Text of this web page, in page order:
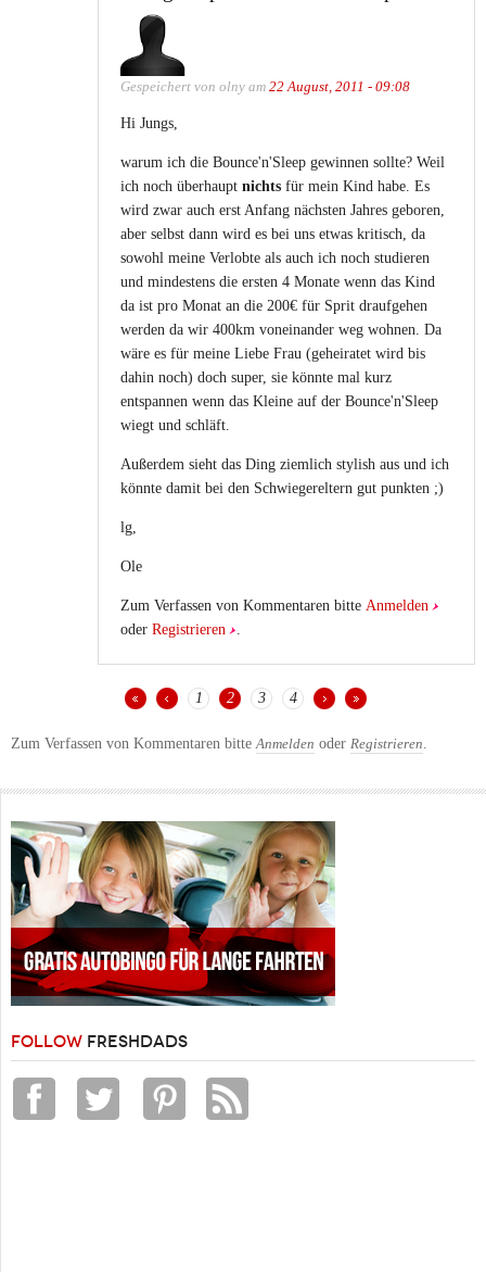
Gespeichert von olny am 22 August, 2011 - 09:08
Hi Jungs,
warum ich die Bounce'n'Sleep gewinnen sollte? Weil
ich noch überhaupt nichts für mein Kind habe. Es
wird zwar auch erst Anfang nächsten Jahres geboren,
aber selbst dann wird es bei uns etwas kritisch, da
sowohl meine Verlobte als auch ich noch studieren
und mindestens die ersten 4 Monate wenn das Kind
da ist pro Monat an die 200€ für Sprit draufgehen
werden da wir 400km voneinander weg wohnen. Da
wäre es für meine Liebe Frau (geheiratet wird bis
dahin noch) doch super, sie könnte mal kurz
entspannen wenn das Kleine auf der Bounce'n'Sleep
wiegt und schläft.
Außerdem sieht das Ding ziemlich stylish aus und ich
könnte damit bei den Schwiegereltern gut punkten ;)
lg,
Ole
Zum Verfassen von Kommentaren bitte Anmelden
oder Registrieren .
1 2 3 4
Zum Verfassen von Kommentaren bitteAnmelden oder Registrieren.
FOLLOW FRESHDADS